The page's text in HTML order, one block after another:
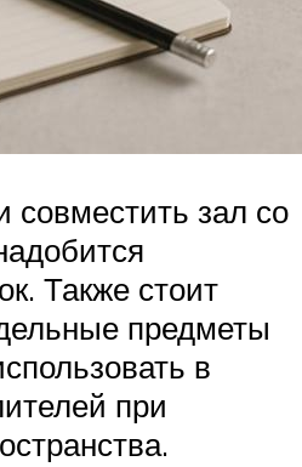
зал со
Также стоит
предметы
в
при